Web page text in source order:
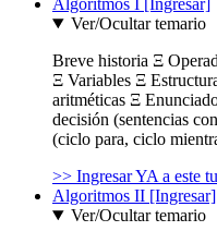
Algoritmos I [Ingresar]
Ver/Ocultar temario
Breve historia Ξ
Ξ Variables Ξ
aritméticas Ξ
decisión (sentencias
(ciclo para, ciclo
>> Ingresar YA a este
Algoritmos II [Ingresar]
Ver/Ocultar temario